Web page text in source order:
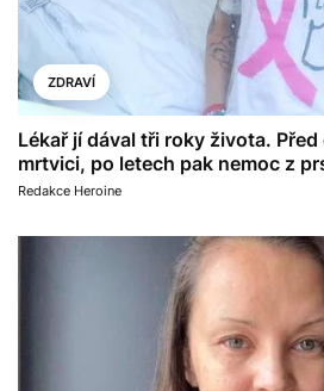
ZDRAVÍ
Lékař jí dával tři roky života.
mrtvici, po letech pak nemoc z
Redakce Heroine